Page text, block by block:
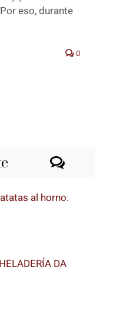
eso, durante
0
al horno.
DA